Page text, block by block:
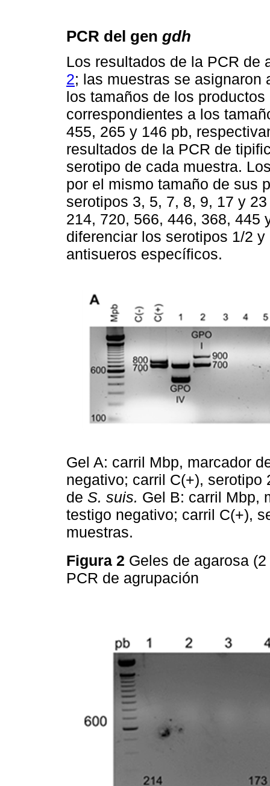
PCR del gen gdh
Los resultados de la PCR
2; las muestras se asignaron
los tamaños de los
correspondientes a los
455, 265 y 146 pb,
resultados de la PCR de
serotipo de cada muestra.
por el mismo tamaño de sus
serotipos 3, 5, 7, 8, 9, 17 y
214, 720, 566, 446, 368, 445
diferenciar los serotipos 1/2
antisueros específicos.
Gel A: carril Mbp, marcador
negativo; carril C(+), serotipo
de S. suis. Gel B: carril Mbp,
testigo negativo; carril C(+),
muestras.
Figura 2 Geles de agarosa
PCR de agrupación